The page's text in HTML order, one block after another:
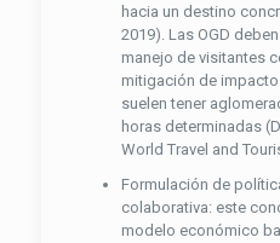
hacia un destino
2019). Las OGD
manejo de visitantes
mitigación de
suelen tener
horas determinadas
World Travel and
Formulación de
colaborativa: este
modelo económico